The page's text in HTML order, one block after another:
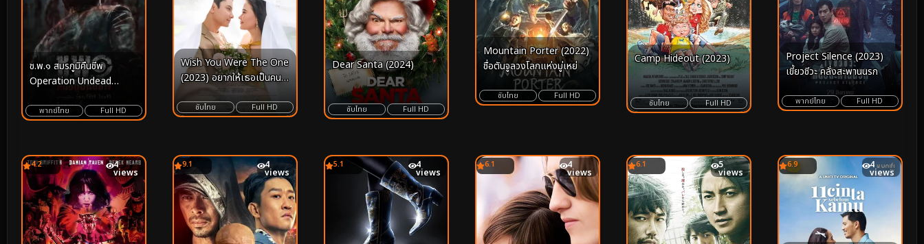
ช.พ.๑ สมรภูมิคืนชีพ
Operation Undead
พากย์ไทย Full HD
Wish You Were The One
(2023) อยากให้เธอเป็นคน
นั้น
ซับไทย Full HD
Dear Santa (2024)
ซับไทย Full HD
Mountain Porter (2022)
ชื่อตันจูลวงโลกแห่งมู่เหย่
ซับไทย Full HD
Camp Hideout (2023)
ซับไทย Full HD
Project Silence (2023)
เขี้ยวชีวะ คลั่งสะพานนรก
พากย์ไทย Full HD
4
views
4.2 4
views
9.1 4
views
5.1 4
views
6.1 5
views
6.1 4
views
6.9